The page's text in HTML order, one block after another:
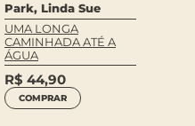
Park, Linda Sue
UMA LONGA
CAMINHADA ATÉ A
ÁGUA
R$ 44,90
COMPRAR